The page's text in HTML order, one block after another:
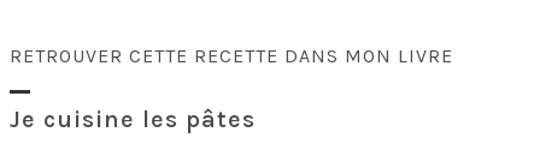
RETROUVER CETTE RECETTE DANS MON LIVRE
Je cuisine les pâtes